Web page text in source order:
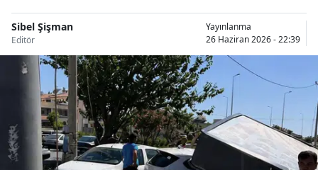
Bingöl
Bitlis
Bolu
Burdur
Sibel Şişman
Editör
Yayınlanma
26 Haziran 2026 - 22:39